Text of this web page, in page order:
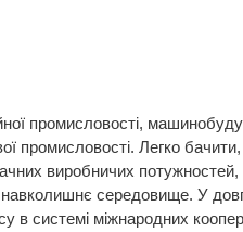
промисловості,
промисловості. Легко
виробничих
середовище. У
системі міжнародних